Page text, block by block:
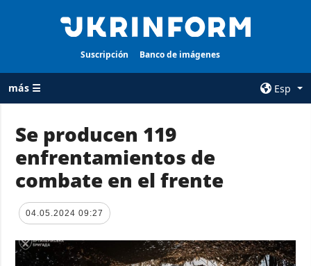
Suscripción Banco de imágenes
más ☰
Esp
TODAS LAS
CATEGORÍAS
Guerra
Reconstrucción
Política
AGENCIA
sobre la agencia
servicios
Se producen 119
enfrentamientos de
combate en el frente
04.05.2024 09:27